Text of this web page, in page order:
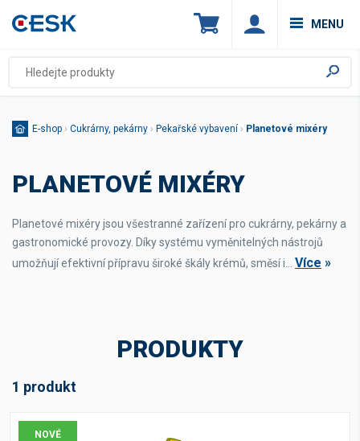
MENU
E-shop › Cukrárny, pekárny › Pekařské vybavení › Planetové mixéry
PLANETOVÉ MIXÉRY
Planetové mixéry jsou všestranné zařízení pro cukrárny, pekárny a
gastronomické provozy. Díky systému vyměnitelných nástrojů
umožňují efektivní přípravu široké škály krémů, směsí i... Více »
PRODUKTY
1 produkt
NOVÉ